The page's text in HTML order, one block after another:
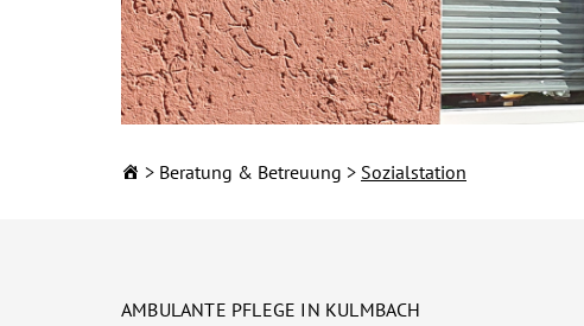
Ihre Kita in Stadt und
Beratung & Betreuung Sozialstation
AMBULANTE PFLEGE IN KULMBACH